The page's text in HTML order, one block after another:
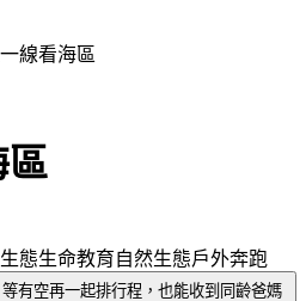
線看海區
區
生態生命教育自然生態戶外奔跑
等有空再一起排行程，也能收到同齡爸媽